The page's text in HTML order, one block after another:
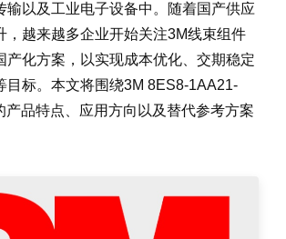
输以及工业电子设备中。随着国产供应
，越来越多企业开始关注3M线束组件
产化方案，以实现成本优化、交期稳定
目标。本文将围绕3M 8ES8-1AA21-
产品特点、应用方向以及替代参考方案